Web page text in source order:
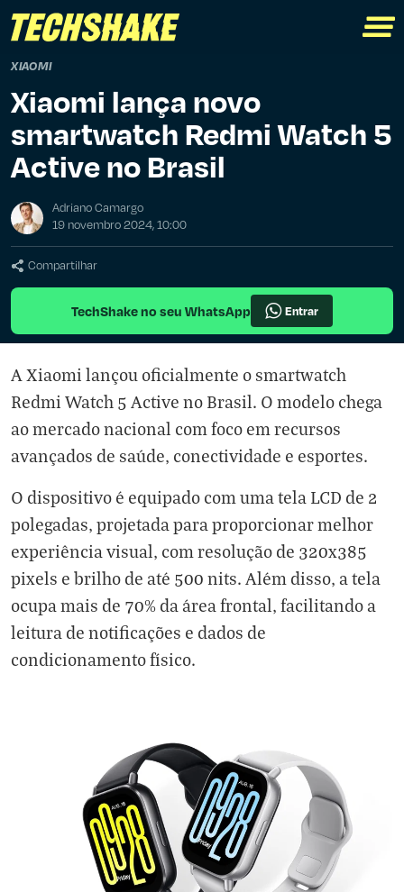
XIAOMI
Xiaomi lança novo
smartwatch Redmi Watch 5
Active no Brasil
Adriano Camargo
19 novembro 2024, 10:00
Compartilhar
TechShake no seu WhatsApp Entrar
A Xiaomi lançou oficialmente o smartwatch
Redmi Watch 5 Active no Brasil. O modelo chega
ao mercado nacional com foco em recursos
avançados de saúde, conectividade e esportes.
O dispositivo é equipado com uma tela LCD de 2
polegadas, projetada para proporcionar melhor
experiência visual, com resolução de 320x385
pixels e brilho de até 500 nits. Além disso, a tela
ocupa mais de 70% da área frontal, facilitando a
leitura de notificações e dados de
condicionamento físico.